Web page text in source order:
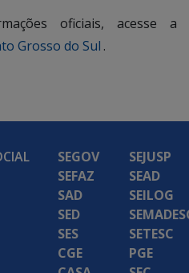
oficiais, acesse a
Grosso do Sul .
SEGOV
SEFAZ
SAD
SED
SES
CGE
SEJUSP
SEAD
SEILOG
SETESC
PGE